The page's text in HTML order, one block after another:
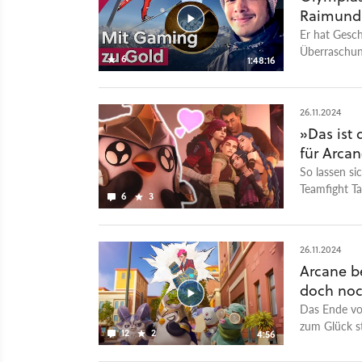
6 1:48:16
Er hat
Monitor-
auf dem
Sieg, sein
Urgestein
heute fast
GameStar
Podcast bei
Videotalks
GameStar
GameStar
GamePro
6 3
26.11.2024
»Das ist
für
So lassen
Teamfight
12 2 4:56
26.11.2024
Arcane
doch
Das Ende
zum Glück